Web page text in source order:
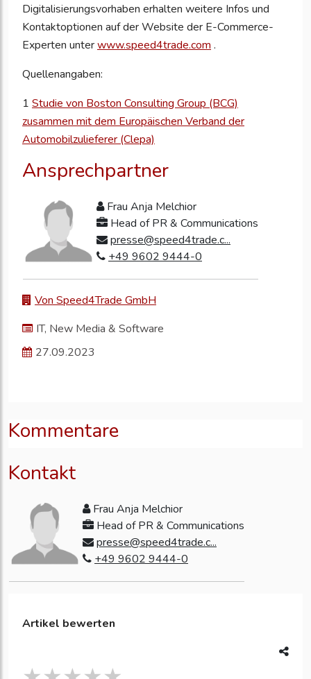
Digitalisierungsvorhaben erhalten weitere Infos und
Kontaktoptionen auf der Website der E-Commerce-
Experten unterwww.speed4trade.com .
Quellenangaben:
1 Studie von Boston Consulting Group (BCG)
zusammen mit dem Europäischen Verband der
Automobilzulieferer (Clepa)
Ansprechpartner
Frau Anja Melchior
Head of PR & Communications
presse@speed4trade.c...
+49 9602 9444-0
Von Speed4Trade GmbH
IT, New Media & Software
27.09.2023
Kommentare
Kontakt
Frau Anja Melchior
Head of PR & Communications
presse@speed4trade.c...
+49 9602 9444-0
Artikel bewerten